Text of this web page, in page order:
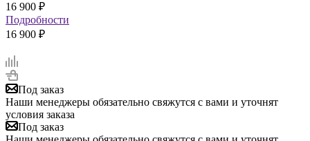
16 900 ₽
Подробности
16 900 ₽
Под заказ
Наши менеджеры обязательно свяжутся с вами и уточнят
условия заказа
Под заказ